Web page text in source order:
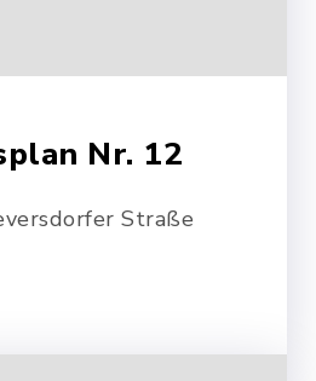
Nr. 12
Straße